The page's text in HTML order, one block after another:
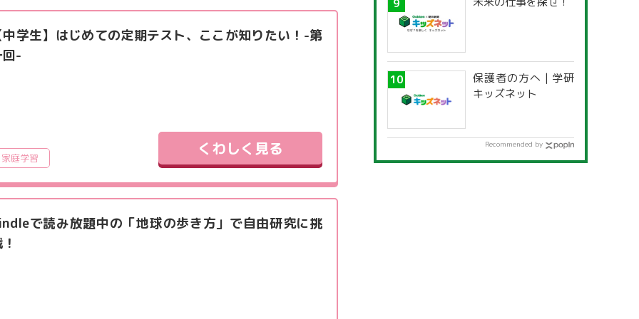
学生】はじめての定期テスト、ここが知りたい！-第
-
家庭学習 くわしく見る
で読み放題中の「地球の歩き方」で自由研究に挑
保護者の方へ | 学研
キッズネット
Recommended by